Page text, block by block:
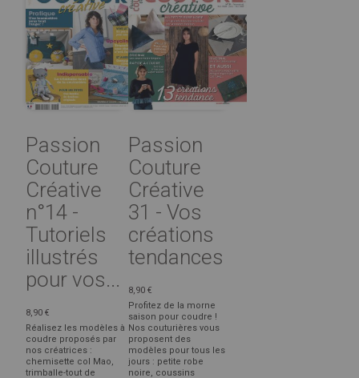
Passion
Couture
Créative
n°14 -
Tutoriels
illustrés
pour vos...
8,90 €
Réalisez les modèles à
coudre proposés par
nos créatrices :
chemisette col Mao,
trimballe-tout de
Passion
Couture
Créative
31 - Vos
créations
tendances
8,90 €
Profitez de la morne
saison pour coudre !
Nos couturières vous
proposent des
modèles pour tous les
jours : petite robe
noire, coussins